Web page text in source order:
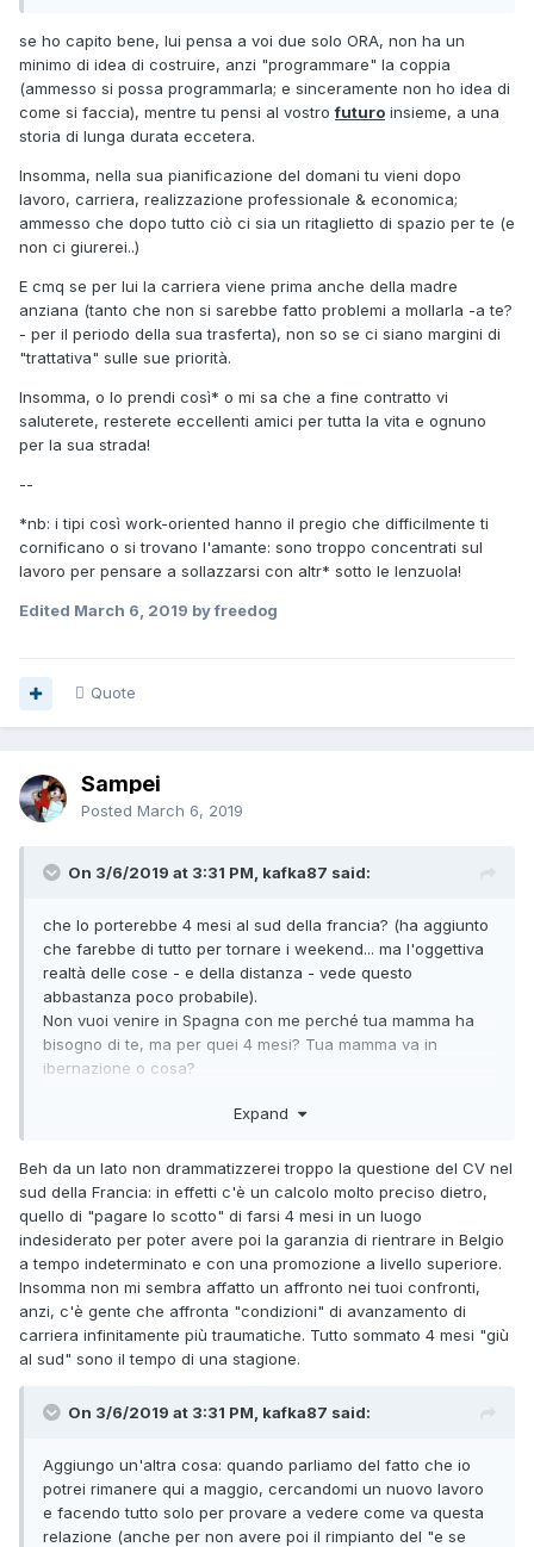
se ho capito bene, lui pensa a voi due solo ORA, non ha un
minimo di idea di costruire, anzi "programmare" la coppia
(ammesso si possa programmarla; e sinceramente non ho idea di
come si faccia), mentre tu pensi al vostrofuturo insieme, a una
storia di lunga durata eccetera.
Insomma, nella sua pianificazione del domani tu vieni dopo
lavoro, carriera, realizzazione professionale & economica;
ammesso che dopo tutto ciò ci sia un ritaglietto di spazio per te (e
non ci giurerei..)
E cmq se per lui la carriera viene prima anche della madre
anziana (tanto che non si sarebbe fatto problemi a mollarla -a te?
- per il periodo della sua trasferta), non so se ci siano margini di
"trattativa" sulle sue priorità.
Insomma, o lo prendi così* o mi sa che a fine contratto vi
saluterete, resterete eccellenti amici per tutta la vita e ognuno
per la sua strada!
--
*nb: i tipi così work-oriented hanno il pregio che difficilmente ti
cornificano o si trovano l'amante: sono troppo concentrati sul
lavoro per pensare a sollazzarsi con altr* sotto le lenzuola!
Edited March 6, 2019 by freedog
Quote
Sampei
Posted March 6, 2019
On 3/6/2019 at 3:31 PM, kafka87 said:
che lo porterebbe 4 mesi al sud della francia? (ha aggiunto
che farebbe di tutto per tornare i weekend... ma l'oggettiva
realtà delle cose - e della distanza - vede questo
abbastanza poco probabile).
Non vuoi venire in Spagna con me perché tua mamma ha
bisogno di te, ma per quei 4 mesi? Tua mamma va in
ibernazione o cosa?
qui per te e tu prendi e te ne vai per 4 mesi?
Expand
Beh da un lato non drammatizzerei troppo la questione del CV nel
sud della Francia: in effetti c'è un calcolo molto preciso dietro,
quello di "pagare lo scotto" di farsi 4 mesi in un luogo
indesiderato per poter avere poi la garanzia di rientrare in Belgio
a tempo indeterminato e con una promozione a livello superiore.
Insomma non mi sembra affatto un affronto nei tuoi confronti,
anzi, c'è gente che affronta "condizioni" di avanzamento di
carriera infinitamente più traumatiche. Tutto sommato 4 mesi "giù
al sud" sono il tempo di una stagione.
On 3/6/2019 at 3:31 PM, kafka87 said:
Aggiungo un'altra cosa: quando parliamo del fatto che io
potrei rimanere qui a maggio, cercandomi un nuovo lavoro
e facendo tutto solo per provare a vedere come va questa
relazione (anche per non avere poi il rimpianto del "e se